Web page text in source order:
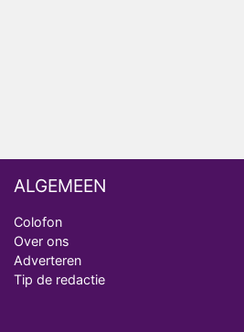
ALGEMEEN
Colofon
Over ons
Adverteren
Tip de redactie